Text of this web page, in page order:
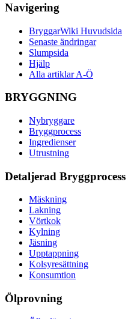
Navigering
BryggarWiki Huvudsida
Senaste ändringar
Slumpsida
Hjälp
Alla artiklar A-Ö
BRYGGNING
Nybryggare
Bryggprocess
Ingredienser
Utrustning
Detaljerad Bryggprocess
Mäskning
Lakning
Vörtkok
Kylning
Jäsning
Upptappning
Kolsyresättning
Konsumtion
Ölprovning